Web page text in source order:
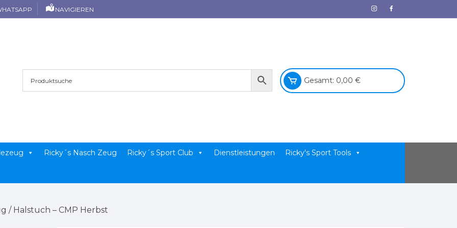
NAVIGIEREN
Gesamt: 0,00 €
Ricky´s Nasch Zeug Ricky´s Sport Club Dienstleistungen Ricky's Sport Tools
/ Halstuch – CMP Herbst